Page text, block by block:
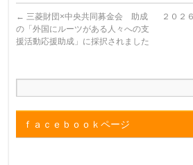
← 三菱財団×中央共同募金会 助成
の「外国にルーツがある人々への支
援活動応援助成」に採択されました
２０２
ｆａｃｅｂｏｏｋページ